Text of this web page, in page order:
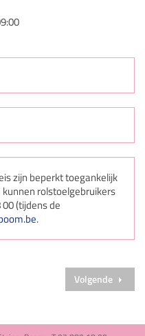
zijn beperkt toegankelijk
rolstoelgebruikers
(tijdens de
.
Volgende